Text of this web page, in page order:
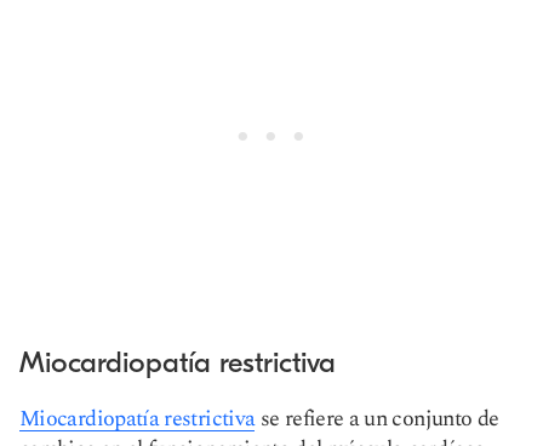
Miocardiopatía restrictiva
Miocardiopatía restrictivase refiere a un conjunto de